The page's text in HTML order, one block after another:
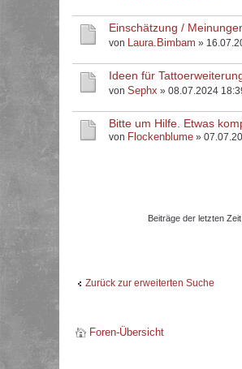
Einschätzung /
von Laura.Bimbam »
Ideen für
von Sephx » 08.07.2024
Bitte um Hilfe. Etwas
von Flockenblume »
Beiträge der letzten
Zurück zur erweiterten Suche
Foren-Übersicht